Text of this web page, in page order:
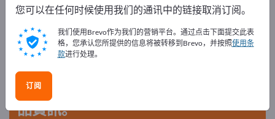
Exportpages 车辆 商务车 货物拖车 船拖车
在Exportpages免費刊登廣告！
在Exportpages上發布您的公司與產
品資訊。
您可以在任何时候使用我们的通讯中的链接取消订阅。
我们使用Brevo作为我们的营销平台。通过点击下面提交此表
格，您承认您所提供的信息将被转移到Brevo，并按照使用条
款进行处理。
订阅